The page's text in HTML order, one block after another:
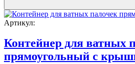
Артикул:
Контейнер для ватных
прямоугольный с